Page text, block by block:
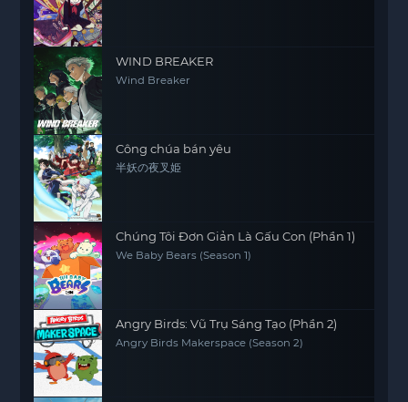
WIND BREAKER
Wind Breaker
Công chúa bán yêu
半妖の夜叉姫
Chúng Tôi Đơn Giản Là Gấu Con (Phần 1)
We Baby Bears (Season 1)
Angry Birds: Vũ Trụ Sáng Tạo (Phần 2)
Angry Birds Makerspace (Season 2)